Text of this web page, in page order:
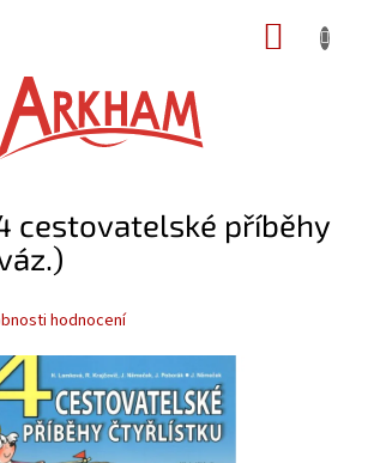
cestovatelské příběhy
hodnocení